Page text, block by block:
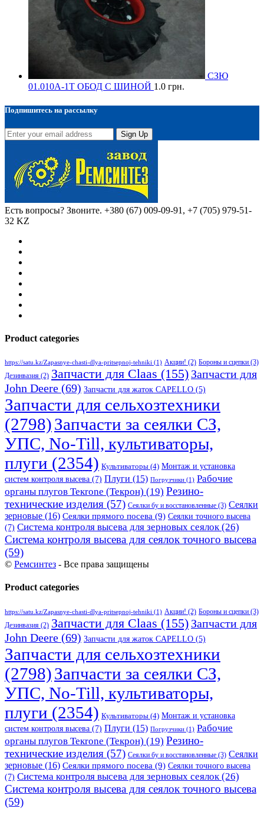
СЗЮ
01.010А-1Т ОБОД С ШИНОЙ 1.0 грн.
Подпишитесь на рассылку
Sign Up
Есть вопросы? Звоните. +380 (67) 009-09-91, +7 (705) 979-51-
32 KZ
Product categories
https://satu.kz/Zapasnye-chasti-dlya-pritsepnoj-tehniki (1) Акции! (2) Бороны и сцепки (3)
Дезинвазия (2) Запчасти для Claas (155) Запчасти для
John Deere (69) Запчасти для жаток CAPELLO (5)
Запчасти для сельхозтехники
(2798)Запчасти за сеялки СЗ,
УПС, No-Till, культиваторы,
плуги (2354) Культиваторы (4) Монтаж и установка
систем контроля высева (7) Плуги (15) Погрузчики (1) Рабочие
органы плугов Текrоne (Текрон) (19) Резино-
технические изделия (57) Сеялки бу и восстановленные (3) Сеялки
зерновые (16) Сеялки прямого посева (9) Сеялки точного высева
(7) Система контроля высева для зерновых сеялок(26)
Система контроля высева для сеялок точного высева
(59)
© Ремсинтез - Все права защищены
Product categories
https://satu.kz/Zapasnye-chasti-dlya-pritsepnoj-tehniki (1) Акции! (2) Бороны и сцепки (3)
Дезинвазия (2) Запчасти для Claas (155) Запчасти для
John Deere (69) Запчасти для жаток CAPELLO (5)
Запчасти для сельхозтехники
(2798)Запчасти за сеялки СЗ,
УПС, No-Till, культиваторы,
плуги (2354) Культиваторы (4) Монтаж и установка
систем контроля высева (7) Плуги (15) Погрузчики (1) Рабочие
органы плугов Текrоne (Текрон) (19) Резино-
технические изделия (57) Сеялки бу и восстановленные (3) Сеялки
зерновые (16) Сеялки прямого посева (9) Сеялки точного высева
(7) Система контроля высева для зерновых сеялок (26)
Система контроля высева для сеялок точного высева
(59)